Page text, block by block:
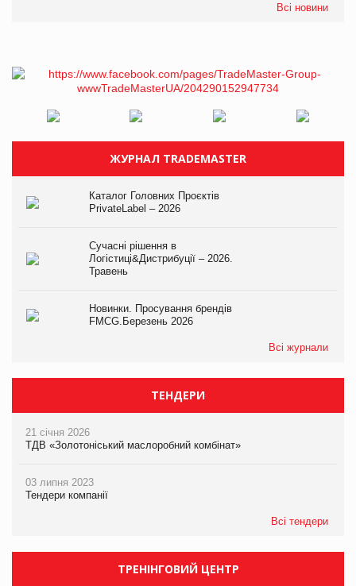
Всі новини
ЖУРНАЛ TRADEMASTER
Каталог Головних Проєктів
PrivateLabel – 2026
Сучасні рішення в
Логістиці&Дистрибуції – 2026.
Травень
Новинки. Просування брендів
FMCG.Березень 2026
Всі журнали
ТЕНДЕРИ
21 січня 2026
ТДВ «Золотоніський маслоробний комбінат»
03 липня 2023
Тендери компанії
Всі тендери
ТРЕНІНГОВИЙ ЦЕНТР